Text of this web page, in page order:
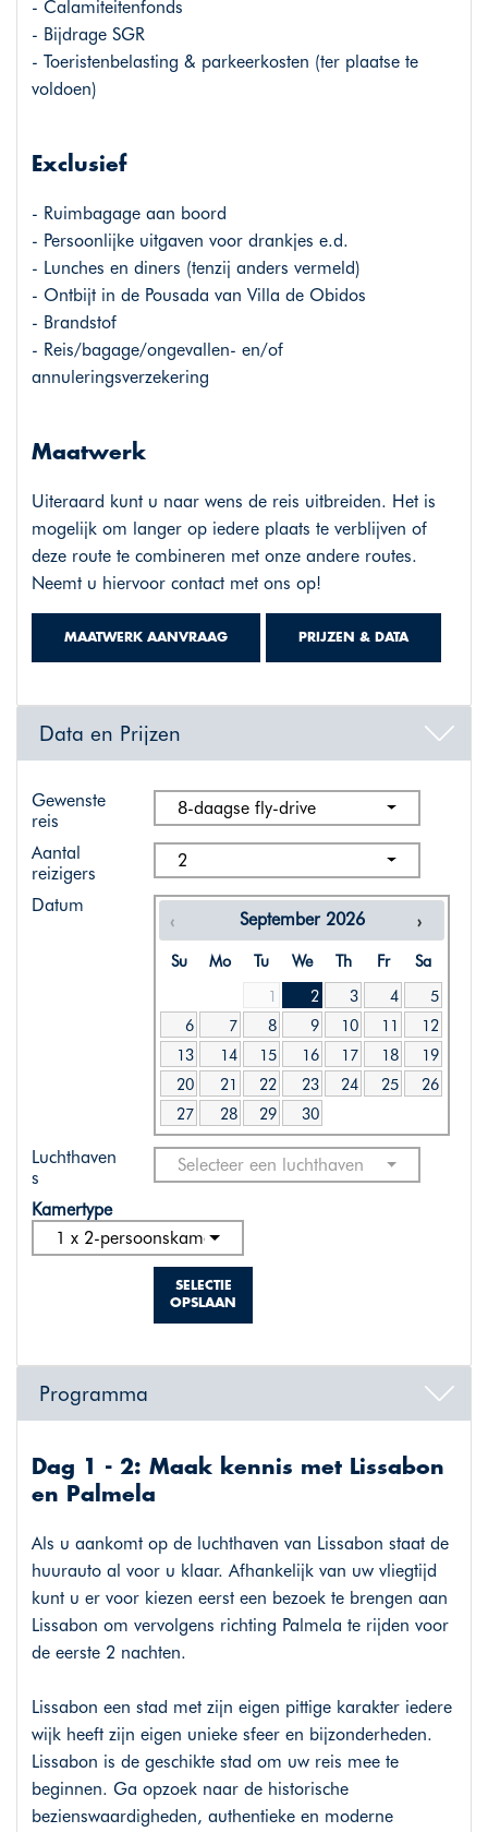
- Calamiteitenfonds
- Bijdrage SGR
- Toeristenbelasting & parkeerkosten (ter plaatse te
voldoen)
Exclusief
- Ruimbagage aan boord
- Persoonlijke uitgaven voor drankjes e.d.
- Lunches en diners (tenzij anders vermeld)
- Ontbijt in de Pousada van Villa de Obidos
- Brandstof
- Reis/bagage/ongevallen- en/of
annuleringsverzekering
Maatwerk
Uiteraard kunt u naar wens de reis uitbreiden. Het is
mogelijk om langer op iedere plaats te verblijven of
deze route te combineren met onze andere routes.
Neemt u hiervoor contact met ons op!
MAATWERK AANVRAAG PRIJZEN & DATA
Data en Prijzen
Gewenste
reis
8-daagse fly-drive
Aantal
reizigers
2
Datum
September 2026
Su Mo Tu We Th Fr
Sa
1
2 3 4
5
6
7 8 9 10 11
12
13
14 15 16 17 18
19
20
21 22 23 24 25
26
27
28 29 30
Luchthaven
s
Selecteer een luchthaven
Kamertype
1 x 2-persoonskamer standaard
SELECTIE
OPSLAAN
Programma
Dag 1 - 2: Maak kennis met Lissabon
en Palmela
Als u aankomt op de luchthaven van Lissabon staat de
huurauto al voor u klaar. Afhankelijk van uw vliegtijd
kunt u er voor kiezen eerst een bezoek te brengen aan
Lissabon om vervolgens richting Palmela te rijden voor
de eerste 2 nachten.
Lissabon een stad met zijn eigen pittige karakter iedere
wijk heeft zijn eigen unieke sfeer en bijzonderheden.
Lissabon is de geschikte stad om uw reis mee te
beginnen. Ga opzoek naar de historische
bezienswaardigheden, authentieke en moderne